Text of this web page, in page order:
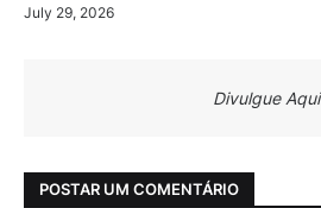
July 29, 2026
Divulgue Aqui
POSTAR UM COMENTÁRIO